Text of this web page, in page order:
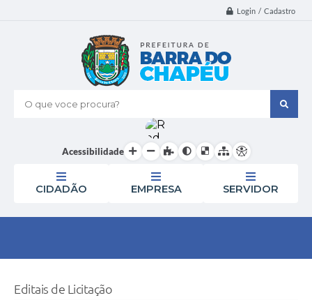
Login / Cadastro
O que voce procura?
Acessibilidade
CIDADÃO EMPRESA SERVIDOR
Editais de Licitação